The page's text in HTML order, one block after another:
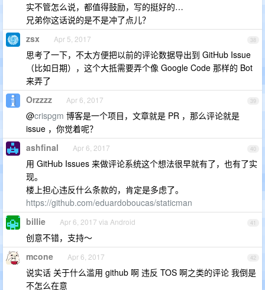
实不管怎么说，都值得鼓励，写的挺好的…
兄弟你这话说的是不是冲了点儿？
38
zsx Apr 5, 2017
思考了一下，不太方便把以前的评论数据导出到 GitHub Issue
（比如日期），这个大抵需要弄个像 Google Code 那样的 Bot
来弄了
39
Orzzzz Apr 6, 2017
@crispgm 博客是一个项目，文章就是 PR ，那么评论就是
issue ，你觉着呢？
40
ashfinal Apr 6, 2017
用 GitHub Issues 来做评论系统这个想法很早就有了，也有了实
现。
楼上担心违反什么条款的，肯定是多虑了。
https://github.com/eduardoboucas/staticman
41
billie Apr 6, 2017 via Android
创意不错，支持～
42
mcone Apr 6, 2017
说实话 关于什么滥用 github 啊 违反 TOS 啊之类的评论 我倒是
不怎么在意